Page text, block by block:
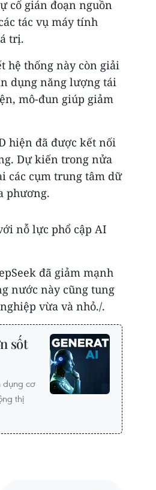
cố gián đoạn nguồn
tác vụ máy tính
trị.
hệ thống này còn giải
dụng năng lượng tái
mô-đun giúp giảm
hiện đã được kết nối
Dự kiến trong nửa
các cụm trung tâm dữ
phương.
nỗ lực phổ cập AI
đã giảm mạnh
nước này cũng tung
vừa và nhỏ./.
sốt
dụng cơ
thị